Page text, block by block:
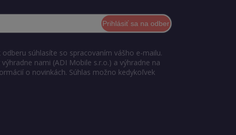
Prihlásiť sa na odber
odberu súhlasíte so spracovaním vášho e-mailu.
nami (ADI Mobile s.r.o.) a výhradne na
o novinkách. Súhlas možno kedykoľvek